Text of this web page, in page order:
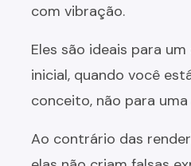
com vibração.
Eles são ideais para
inicial, quando você
conceito, não para
Ao contrário das